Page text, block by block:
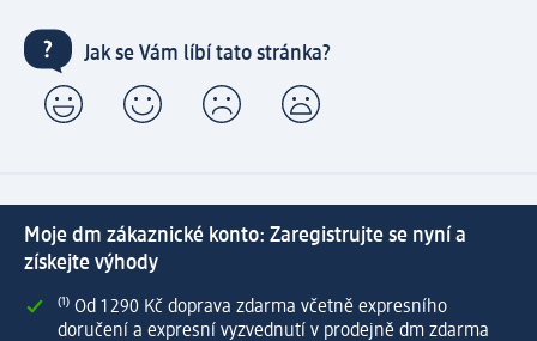
Jak se Vám líbí tato stránka?
Moje dm zákaznické konto: Zaregistrujte se nyní a
získejte výhody
⁽¹⁾ Od 1 290 Kč doprava zdarma včetně expresního
doručení a expresní vyzvednutí v prodejně dm zdarma